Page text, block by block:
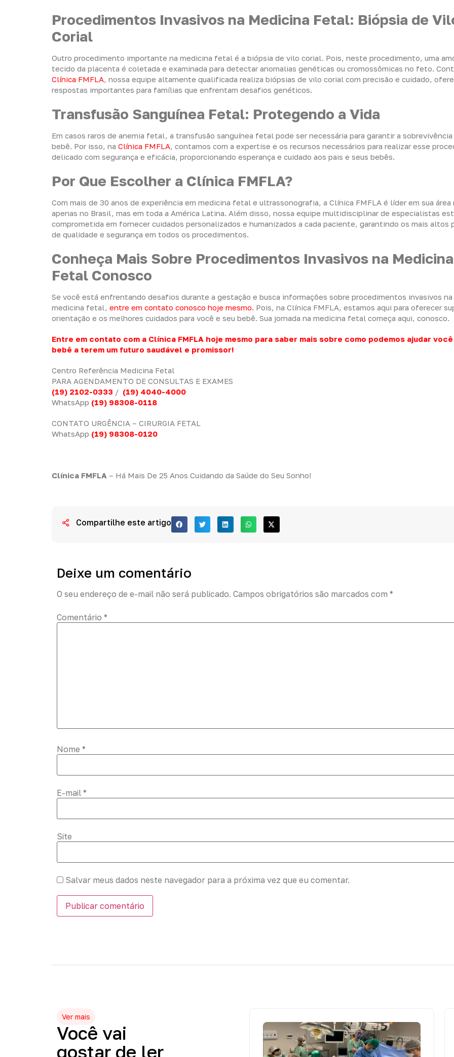
Procedimentos Invasivos na Medicina Fetal: Biópsia de
Corial
Outro procedimento importante na medicina fetal é a biópsia de vilo corial. Pois, neste procedimento, uma
tecido da placenta é coletada e examinada para detectar anomalias genéticas ou cromossômicas no feto.
Clínica FMFLA, nossa equipe altamente qualificada realiza biópsias de vilo corial com precisão e cuidado,
respostas importantes para famílias que enfrentam desafios genéticos.
Transfusão Sanguínea Fetal: Protegendo a Vida
Em casos raros de anemia fetal, a transfusão sanguínea fetal pode ser necessária para garantir a sobrevivência
bebê. Por isso, na Clínica FMFLA, contamos com a expertise e os recursos necessários para realizar esse
delicado com segurança e eficácia, proporcionando esperança e cuidado aos pais e seus bebês.
Por Que Escolher a Clínica FMFLA?
Com mais de 30 anos de experiência em medicina fetal e ultrassonografia, a Clínica FMFLA é líder em sua área
apenas no Brasil, mas em toda a América Latina. Além disso, nossa equipe multidisciplinar de especialistas
comprometida em fornecer cuidados personalizados e humanizados a cada paciente, garantindo os mais altos
de qualidade e segurança em todos os procedimentos.
Conheça Mais Sobre Procedimentos Invasivos na Medicina
Fetal Conosco
Se você está enfrentando desafios durante a gestação e busca informações sobre procedimentos invasivos na
medicina fetal, entre em contato conosco hoje mesmo. Pois, na Clínica FMFLA, estamos aqui para oferecer
orientação e os melhores cuidados para você e seu bebê. Sua jornada na medicina fetal começa aqui, conosco.
Entre em contato com a Clínica FMFLA hoje mesmo para saber mais sobre como podemos ajudar
bebê a terem um futuro saudável e promissor!
Centro Referência Medicina Fetal
PARA AGENDAMENTO DE CONSULTAS E EXAMES
(19) 2102-0333 / (19) 4040-4000
WhatsApp (19) 98308-0118
CONTATO URGÊNCIA – CIRURGIA FETAL
WhatsApp (19) 98308-0120
Clínica FMFLA – Há Mais De 25 Anos Cuidando da Saúde do Seu Sonho!
Compartilhe este artigo
Deixe um comentário
O seu endereço de e-mail não será publicado. Campos obrigatórios são marcados com *
Comentário *
Nome *
E-mail *
Site
Salvar meus dados neste navegador para a próxima vez que eu comentar.
Ver mais
Você vai
gostar de ler